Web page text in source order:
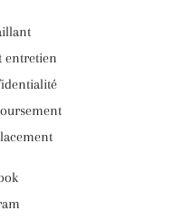
entretien